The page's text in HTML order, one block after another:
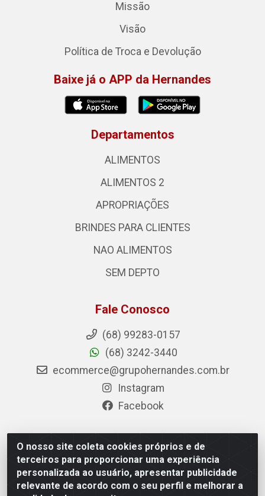
O nosso site coleta cookies próprios e de
terceiros para proporcionar uma experiência
personalizada ao usuário, apresentar publicidade
relevante de acordo com o seu perfil e melhorar a
Missão
Visão
Política de Troca e Devolução
Baixe já o APP da Hernandes
Departamentos
ALIMENTOS
ALIMENTOS 2
APROPRIAÇÕES
BRINDES PARA CLIENTES
NAO ALIMENTOS
SEM DEPTO
Fale Conosco
(68) 99283-0157
(68) 3242-3440
ecommerce@grupohernandes.com.br
Instagram
Facebook
Hernandes - Atacado e Distribuições - Rodovia Transacreana,
2155 - Floresta Sul, Rio Branco/AC - CEP 69.912-290 - CNPJ
12.996.556/0001-69